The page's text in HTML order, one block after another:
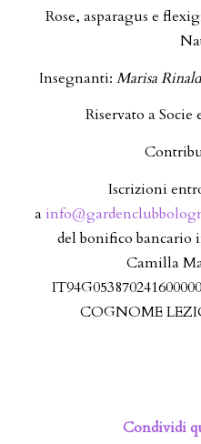
Rose, asparagus e
Insegnanti:Marisa
Riservato a
Iscrizioni
a
del bonifico bancario
Camilla
COGNOME
Condividi